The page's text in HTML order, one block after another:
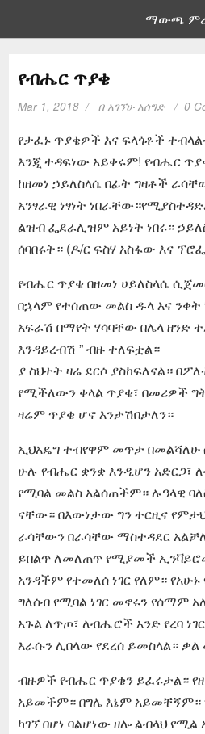
ማውጫ
የብሔር ጥያቄ
Mar 1, 2018 በ አገኘሁ አሰግድ 0
የታፈኑ ጥያቄዎች እና ፍላጎቶች
እንጂ ተዳፍነው አይቀሩም! የብሔር
ከዘመነ ኃይለስላሴ በፊት ግዛቶች
አንፃራዊ ነፃነት
ልዝብ ፌደራሊዝም አይነት ነበሩ።
ሰባበሩት። (ዶ/ር ፍስሃ አስፋው እና
የብሔር ጥያቄ በዘመነ ሀይለስላሴ
በኋላም የተሰጠው መልስ ዱላ እና ንቀት
አፍራሽ በማየት ሃሳባቸው በሌላ
እንዳይረብሽ ” ብዙ ተለፍቷል።
ያ ስህተት ዛሬ ደርሶ ያስከፍለናል።
የሚችለውን ቀላል ጥያቄ፣ በመሪዎች
ዛሬም ጥያቄ ሆኖ እንታሽበታለን።
ኢህአዴግ ተብየዋም መጥታ በመልሻለሁ
ሁሉ የብሔር ቋንቋ እንዲሆን አድርጋ፣
የሚባል መልስ አልሰጠችም። ሉዓላዊ
ናቸው። በእውነታው ግን ተርዚና
ራሳቸውን በራሳቸው ማስተዳደር
ይበልጥ ለመለጠጥ የሚያመች
አንዳችም የተመለሰ ነገር የለም።
ግለሰብ የሚባል ነገር መኖሩን የሰማም
አጉል ለጥጦ፣ ለብሔሮች አንድ የረባ
እራሱን ሊበላው የደረሰ ይመስላል።
ብዙዎች የብሔር ጥያቄን ይፈሩታል።
አይመችም። በግሌ እኔም አይመቸኝም።
ካገኘ በሆነ ባልሆነው ዘሎ ልብላህ